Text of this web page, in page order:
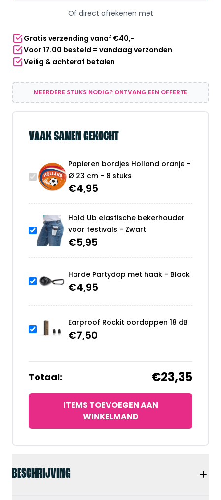
BESCHRIJVING
cm
-
8
aantal
Of direct afrekenen met
Gratis verzending vanaf €40,-
Voor 17.00 besteld = vandaag verzonden
Veilig & achteraf betalen
MEERDERE STUKS NODIG? ONTVANG EEN OFFERTE
VAAK SAMEN GEKOCHT
Papieren bordjes Holland oranje -
Ø 23 cm - 8 stuks
€4,95
Hold Ub elastische bekerhouder
voor festivals - Zwart
€5,95
Harde Partydop met haak - Black
€4,95
Earproof Rockit oordoppen 18 dB
€7,50
Totaal: €23,35
ITEMS TOEVOEGEN AAN
WINKELMAND